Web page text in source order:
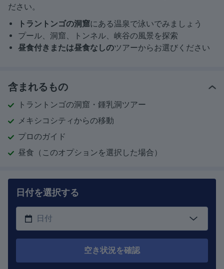
ださい。
トラントンゴの洞窟にある温泉で泳いでみましょう
プール、洞窟、トンネル、峡谷の風景を探索
昼食付きまたは昼食なしのツアーからお選びください
含まれるもの
トラントンゴの洞窟・鍾乳洞ツアー
メキシコシティからの移動
プロのガイド
昼食（このオプションを選択した場合）
日付を選択する
空き状況を確認